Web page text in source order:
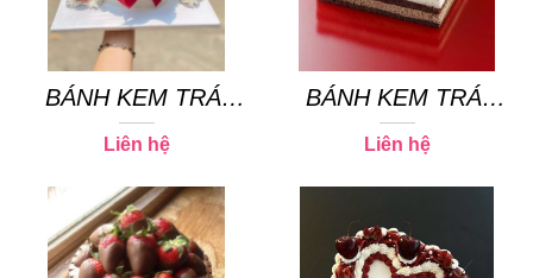
BÁNH KEM TRÁI
CÂY 12
Liên hệ
BÁNH KEM TRÁI
CÂY 25
Liên hệ